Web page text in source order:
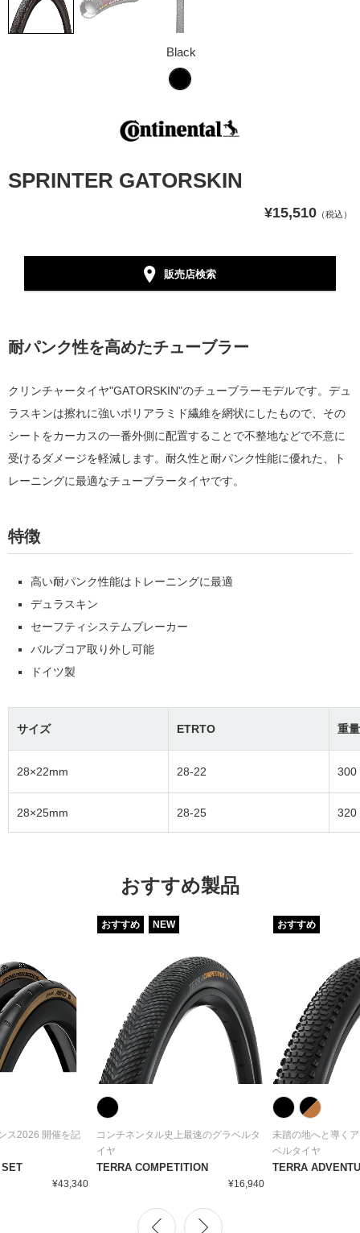
SPRINTER GATORSKIN
¥15,510 （税込）
Black
販売店検索
耐パンク性を高めたチューブラー
クリンチャータイヤ"GATORSKIN"のチューブラーモデルです。デュ
ラスキンは擦れに強いポリアラミド繊維を網状にしたもので、その
シートをカーカスの一番外側に配置することで不整地などで不意に
受けるダメージを軽減します。耐久性と耐パンク性能に優れた、ト
レーニングに最適なチューブラータイヤです。
特徴
高い耐パンク性能はトレーニングに最適
デュラスキン
セーフティシステムブレーカー
バルブコア取り外し可能
ドイツ製
サイズ ETRTO 重
28×22mm 28-22 300
28×25mm 28-25 320
おすすめ製品
ス2026 開催を記
¥43,340
コンチネンタル史上最速のグラベルタ
イヤ
TERRA COMPETITION
¥16,940
おすすめ NEW
未踏の地へと導く
ベルタイヤ
TERRA
おすすめ